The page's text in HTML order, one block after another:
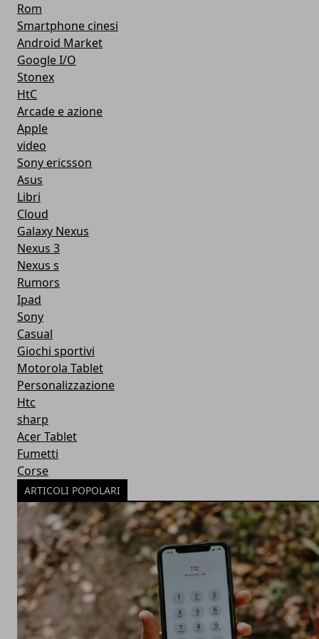
Rom
Smartphone cinesi
Android Market
Google I/O
Stonex
HtC
Arcade e azione
Apple
video
Sony ericsson
Asus
Libri
Cloud
Galaxy Nexus
Nexus 3
Nexus s
Rumors
Ipad
Sony
Casual
Giochi sportivi
Motorola Tablet
Personalizzazione
Htc
sharp
Acer Tablet
Fumetti
Corse
ARTICOLI POPOLARI